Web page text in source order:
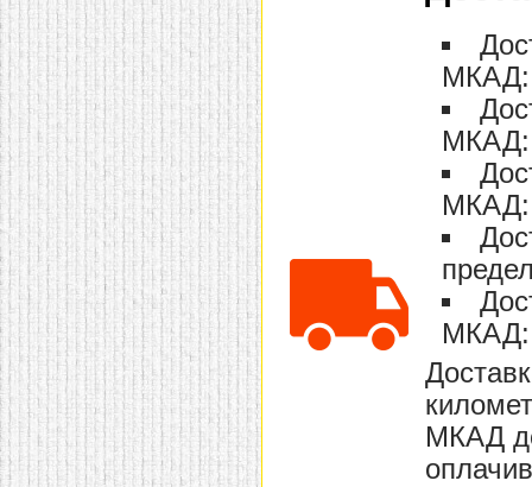
домашнем использовании.
Эта мебель имеет
некоторые преимущества
перед той же стенкой для
гостиной, к примеру,
поскольку она более
легкая и не загромождает
пространство. В спальне
этот предмет можно
поставить у изголовья
кровати, чтобы заполнить
пустующее там
место. Также стеллажи
очень часто используют в
качестве разграничителей
комнаты, например, на
рабочую зону и
пространство для отдыха.
Особенно это актуально
для однокомнатных
квартир.
МКАД:
МКАД:
МКАД:
МКАД:
МКАД